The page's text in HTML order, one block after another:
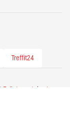
Treffit24